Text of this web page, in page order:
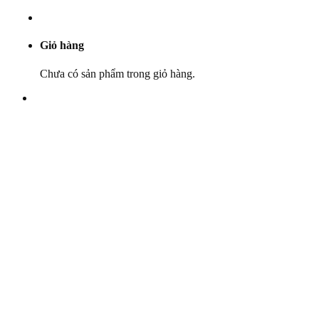
Giỏ hàng
Chưa có sản phẩm trong giỏ hàng.